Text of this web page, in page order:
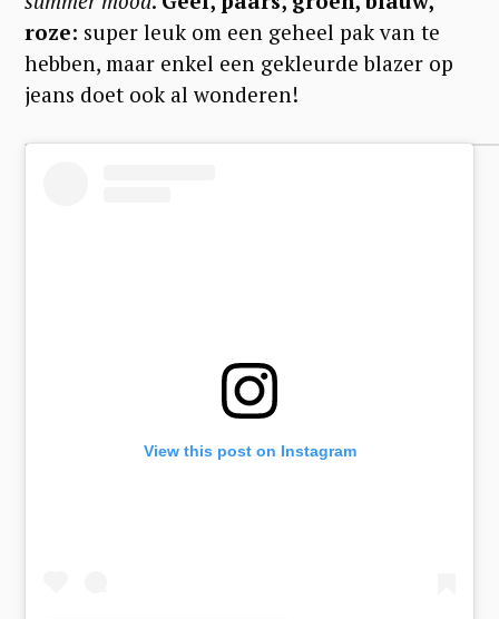
roze: super leuk om een geheel pak van te
hebben, maar enkel een gekleurde blazer op
jeans doet ook al wonderen!
View this post on Instagram